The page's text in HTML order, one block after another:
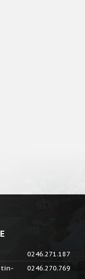
0246.271.187
0246.270.769